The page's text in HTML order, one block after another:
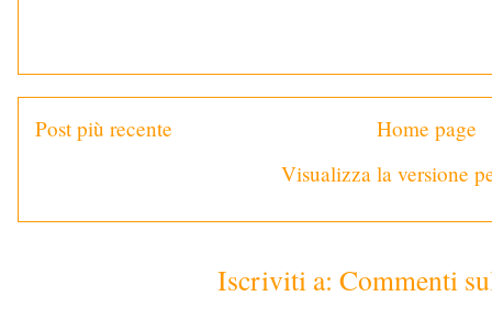
Post più recente
Home page
Visualizza la versione
Iscriviti a: Commenti